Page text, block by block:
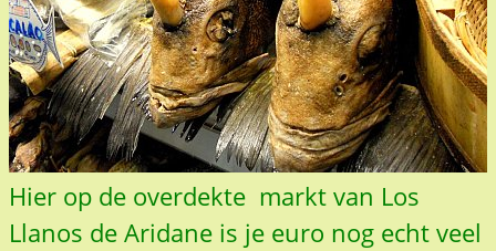
Hier op de overdekte markt van Los
Llanos de Aridane is je euro nog echt veel